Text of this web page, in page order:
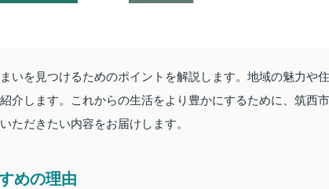
いを見つけるためのポイントを解説します。地域の魅力や住
介します。これからの生活をより豊かにするために、筑西市
ただきたい内容をお届けします。
めの理由